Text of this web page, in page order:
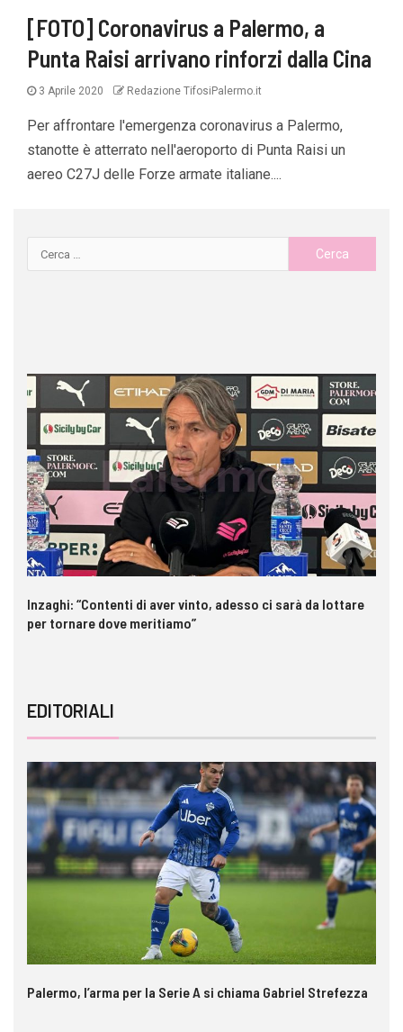
[FOTO] Coronavirus a Palermo, a
Punta Raisi arrivano rinforzi dalla Cina
3 Aprile 2020 Redazione TifosiPalermo.it
Per affrontare l'emergenza coronavirus a Palermo,
stanotte è atterrato nell'aeroporto di Punta Raisi un
aereo C27J delle Forze armate italiane....
Inzaghi: “Contenti di aver vinto, adesso ci sarà da lottare
per tornare dove meritiamo”
EDITORIALI
Palermo, l’arma per la Serie A si chiama Gabriel Strefezza